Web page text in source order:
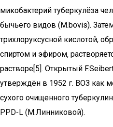
микобактерий туберкулёза
бычьего видов (M.bovis).
трихлоруксусной кислотой,
спиртом и эфиром,
растворе[5]. Открытый
утверждён в 1952 г. ВОЗ как
сухого очищенного
PPD-L (М.Линниковой).